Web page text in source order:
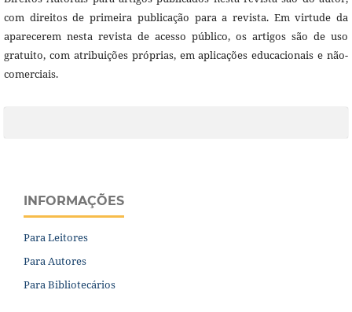
com direitos de primeira publicação para a revista. Em virtude da
aparecerem nesta revista de acesso público, os artigos são de uso
gratuito, com atribuições próprias, em aplicações educacionais e não-
comerciais.
INFORMAÇÕES
Para Leitores
Para Autores
Para Bibliotecários